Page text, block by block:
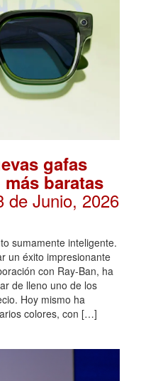
gafas
baratas
de Junio, 2026
sumamente inteligente.
un éxito impresionante
con Ray-Ban, ha
de lleno uno de los
Hoy mismo ha
colores, con […]